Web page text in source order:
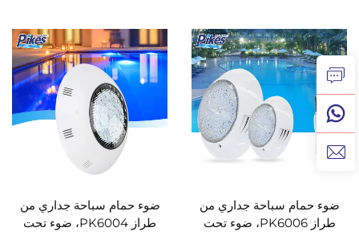
ضوء حمام سباحة جداري من
طراز PK6006، ضوء تحت
ضوء حمام سباحة جداري من
طراز PK6004، ضوء تحت